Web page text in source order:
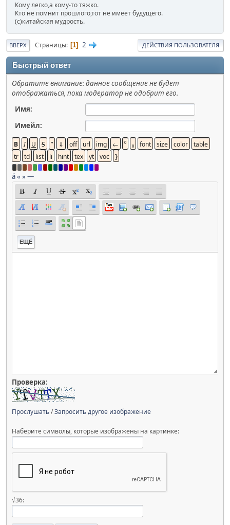
Кому легко,а кому-то тяжко.
Кто не помнит прошлого,тот не имеет будущего.
(c)китайская мудрость.
ВВЕРХ Страницы 1 2 ДЕЙСТВИЯ ПОЛЬЗОВАТЕЛЯ
Быстрый ответ
Обратите внимание: данное сообщение не будет
отображаться, пока модератор не одобрит его.
Имя:
Имейл:
á« »—
ЕЩЁ
Проверка:
Прослушать/Запросить другое изображение
Наберите символы, которые изображены на картинке:
√36: